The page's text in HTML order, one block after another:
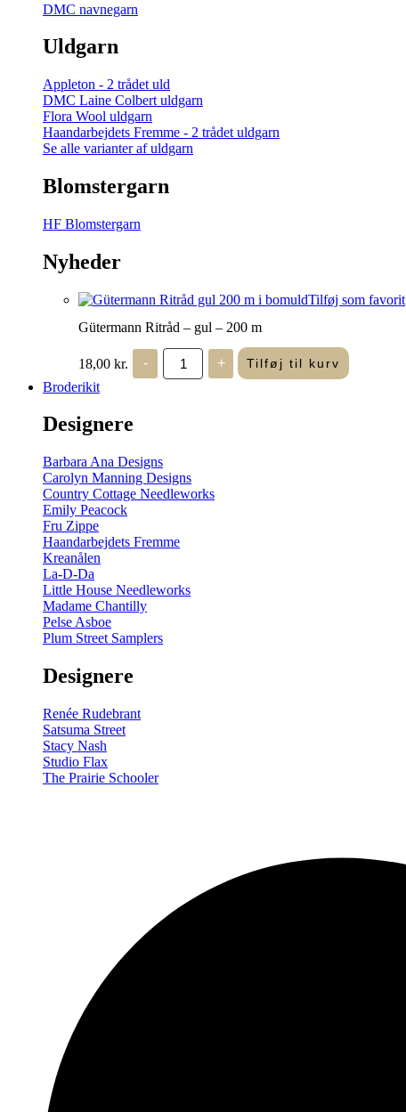
DMC navnegarn
Uldgarn
Appleton - 2 trådet uld
DMC Laine Colbert uldgarn
Flora Wool uldgarn
Haandarbejdets Fremme - 2 trådet uldgarn
Se alle varianter af uldgarn
Blomstergarn
HF Blomstergarn
Nyheder
Tilføj som favorit
Gütermann Ritråd – gul – 200 m
18,00 kr. -
Gütermann
Ritråd
-
+ Tilføj til kurv
Broderikit
Designere
Barbara Ana Designs
Carolyn Manning Designs
Country Cottage Needleworks
Emily Peacock
Fru Zippe
Haandarbejdets Fremme
Kreanålen
La-D-Da
Little House Needleworks
Madame Chantilly
Pelse Asboe
Plum Street Samplers
Designere
Renée Rudebrant
Satsuma Street
Stacy Nash
Studio Flax
The Prairie Schooler